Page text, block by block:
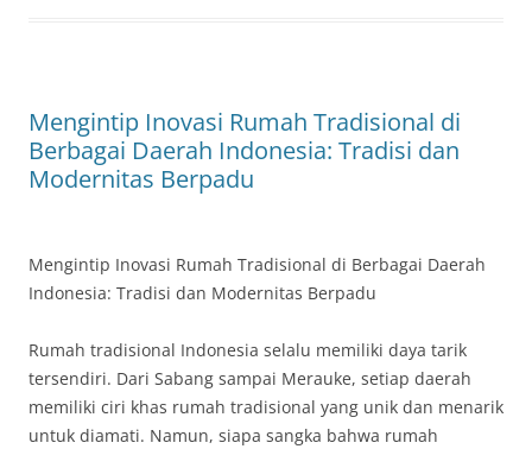
Mengintip Inovasi Rumah Tradisional di
Berbagai Daerah Indonesia: Tradisi dan
Modernitas Berpadu
Mengintip Inovasi Rumah Tradisional di Berbagai Daerah
Indonesia: Tradisi dan Modernitas Berpadu
Rumah tradisional Indonesia selalu memiliki daya tarik
tersendiri. Dari Sabang sampai Merauke, setiap daerah
memiliki ciri khas rumah tradisional yang unik dan menarik
untuk diamati. Namun, siapa sangka bahwa rumah